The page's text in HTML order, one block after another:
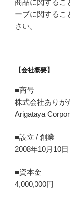
商品に関するこ
ーブに関するこ
さい。
【会社概要】
■商号
株式会社ありが
Arigataya
■設立 / 創業
2008年10月10
■資本金
4,000,000円